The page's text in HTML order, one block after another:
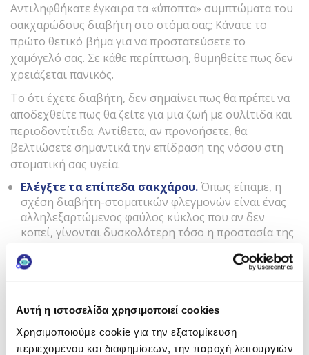
Αυτή η ιστοσελίδα χρησιμοποιεί cookies
Χρησιμοποιούμε cookie για την εξατομίκευση
περιεχομένου και διαφημίσεων, την παροχή λειτουργιών
Αντιληφθήκατε έγκαιρα τα «ύποπτα» συμπτώματα του
σακχαρώδους διαβήτη στο στόμα σας; Κάνατε το
πρώτο θετικό βήμα για να προστατεύσετε το
χαμόγελό σας. Σε κάθε περίπτωση, θυμηθείτε πως δεν
χρειάζεται πανικός.
Το ότι έχετε διαβήτη, δεν σημαίνει πως θα πρέπει να
αποδεχθείτε πως θα ζείτε για μια ζωή με ουλίτιδα και
περιοδοντίτιδα. Αντίθετα, αν προνοήσετε, θα
βελτιώσετε σημαντικά την επίδραση της νόσου στη
στοματική σας υγεία.
Ελέγξτε τα επίπεδα σακχάρου.Όπως είπαμε, η
σχέση διαβήτη-στοματικών φλεγμονών είναι ένας
αλληλεξαρτώμενος φαύλος κύκλος που αν δεν
κοπεί, γίνονται δυσκολότερη τόσο η προστασία της
στοματικής κοιλότητας όσο και ο έλεγχος της
νόσου.
Ελέγξτε τη μικροβιακή πλάκα. Η μικροβιακή
μετά από κάθε γεύμα. Όσο περισσότερο μένει εκεί,
καθαρισμός στον οδοντίατρο θα την περιορίσει
Κάνε εγγραφή στο newsletter